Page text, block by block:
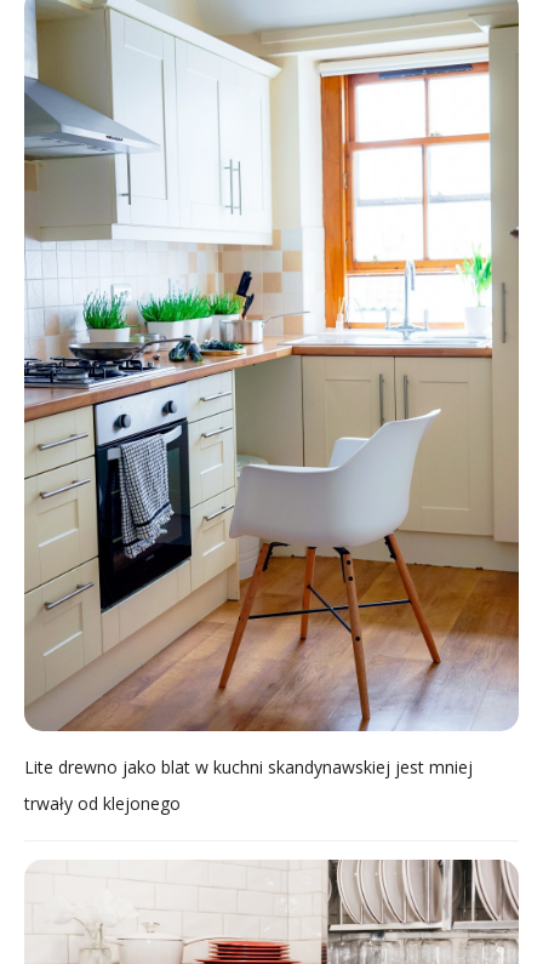
Lite drewno jako blat w kuchni skandynawskiej jest mniej
trwały od klejonego